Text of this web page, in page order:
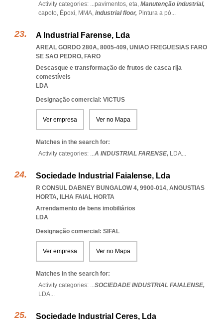
Activity categories: ...pavimentos, eta, Manutenção industrial,
capoto, Époxi, MMA, industrial floor, Pintura a pó...
A Industrial Farense, Lda
AREAL GORDO 280A, 8005-409, UNIAO FREGUESIAS FARO
SE SAO PEDRO, FARO
Descasque e transformação de frutos de casca rija
comestíveis
LDA
Designação comercial: VICTUS
Ver empresa Ver no Mapa
Matches in the search for:
Activity categories: ...A INDUSTRIAL FARENSE, LDA...
Sociedade Industrial Faialense, Lda
R CONSUL DABNEY BUNGALOW 4, 9900-014, ANGUSTIAS
HORTA, ILHA FAIAL HORTA
Arrendamento de bens imobiliários
LDA
Designação comercial: SIFAL
Ver empresa Ver no Mapa
Matches in the search for:
Activity categories: ...SOCIEDADE INDUSTRIAL FAIALENSE,
LDA...
Sociedade Industrial Ceres, Lda